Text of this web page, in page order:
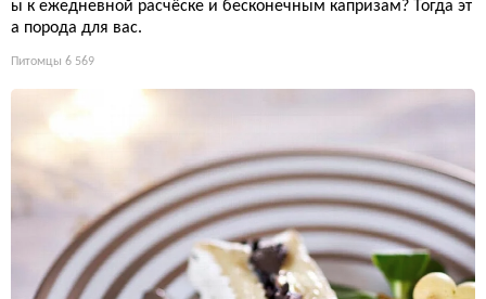
ы к ежедневной расчёске и бесконечным капризам? Тогда эт
а порода для вас.
Питомцы 6 569